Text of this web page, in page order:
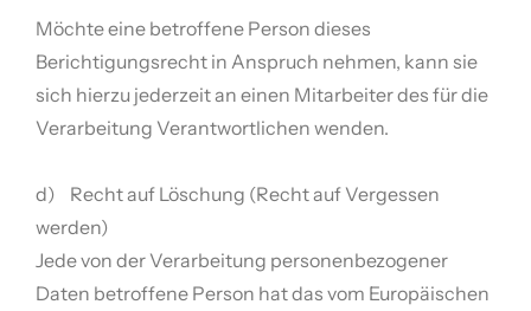
Möchte eine betroffene Person dieses
Berichtigungsrecht in Anspruch nehmen, kann sie
sich hierzu jederzeit an einen Mitarbeiter des für die
Verarbeitung Verantwortlichen wenden.
d) Recht auf Löschung (Recht auf Vergessen
werden)
Jede von der Verarbeitung personenbezogener
Daten betroffene Person hat das vom Europäischen